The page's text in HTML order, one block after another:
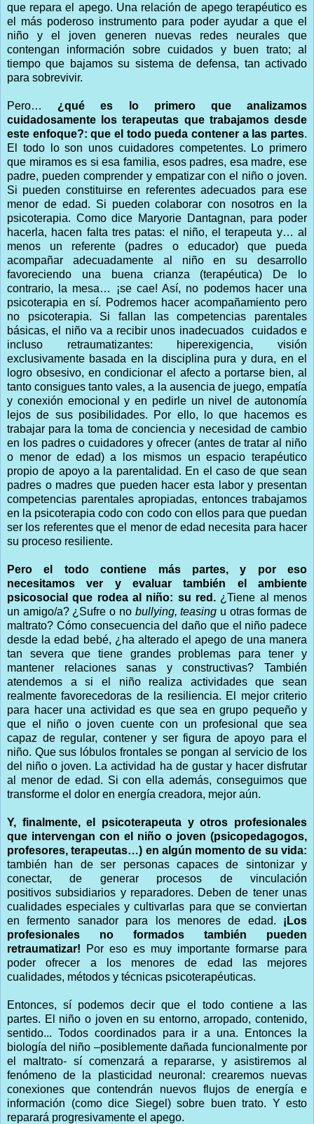
que repara el apego. Una relación de apego terapéutico es
el más poderoso instrumento para poder ayudar a que el
niño y el joven generen nuevas redes neurales que
contengan información sobre cuidados y buen trato; al
tiempo que bajamos su sistema de defensa, tan activado
para sobrevivir.
Pero… ¿qué es lo primero que analizamos
cuidadosamente los terapeutas que trabajamos desde
este enfoque?: que el todo pueda contener a las partes.
El todo lo son unos cuidadores competentes. Lo primero
que miramos es si esa familia, esos padres, esa madre, ese
padre, pueden comprender y empatizar con el niño o joven.
Si pueden constituirse en referentes adecuados para ese
menor de edad. Si pueden colaborar con nosotros en la
psicoterapia. Como dice Maryorie Dantagnan, para poder
hacerla, hacen falta tres patas: el niño, el terapeuta y… al
menos un referente (padres o educador) que pueda
acompañar adecuadamente al niño en su desarrollo
favoreciendo una buena crianza (terapéutica) De lo
contrario, la mesa… ¡se cae! Así, no podemos hacer una
psicoterapia en sí. Podremos hacer acompañamiento pero
no psicoterapia. Si fallan las competencias parentales
básicas, el niño va a recibir unos inadecuados cuidados e
incluso retraumatizantes: hiperexigencia, visión
exclusivamente basada en la disciplina pura y dura, en el
logro obsesivo, en condicionar el afecto a portarse bien, al
tanto consigues tanto vales, a la ausencia de juego, empatía
y conexión emocional y en pedirle un nivel de autonomía
lejos de sus posibilidades. Por ello, lo que hacemos es
trabajar para la toma de conciencia y necesidad de cambio
en los padres o cuidadores y ofrecer (antes de tratar al niño
o menor de edad) a los mismos un espacio terapéutico
propio de apoyo a la parentalidad. En el caso de que sean
padres o madres que pueden hacer esta labor y presentan
competencias parentales apropiadas, entonces trabajamos
en la psicoterapia codo con codo con ellos para que puedan
ser los referentes que el menor de edad necesita para hacer
su proceso resiliente.
Pero el todo contiene más partes, y por eso
necesitamos ver y evaluar también el ambiente
psicosocial que rodea al niño: su red. ¿Tiene al menos
un amigo/a? ¿Sufre o no bullying, teasing u otras formas de
maltrato? Cómo consecuencia del daño que el niño padece
desde la edad bebé, ¿ha alterado el apego de una manera
tan severa que tiene grandes problemas para tener y
mantener relaciones sanas y constructivas? También
atendemos a si el niño realiza actividades que sean
realmente favorecedoras de la resiliencia. El mejor criterio
para hacer una actividad es que sea en grupo pequeño y
que el niño o joven cuente con un profesional que sea
capaz de regular, contener y ser figura de apoyo para el
niño. Que sus lóbulos frontales se pongan al servicio de los
del niño o joven. La actividad ha de gustar y hacer disfrutar
al menor de edad. Si con ella además, conseguimos que
transforme el dolor en energía creadora, mejor aún.
Y, finalmente, el psicoterapeuta y otros profesionales
que intervengan con el niño o joven (psicopedagogos,
profesores, terapeutas…) en algún momento de su vida:
también han de ser personas capaces de sintonizar y
conectar, de generar procesos de vinculación
positivos subsidiarios y reparadores. Deben de tener unas
cualidades especiales y cultivarlas para que se conviertan
en fermento sanador para los menores de edad. ¡Los
profesionales no formados también pueden
retraumatizar! Por eso es muy importante formarse para
poder ofrecer a los menores de edad las mejores
cualidades, métodos y técnicas psicoterapéuticas.
Entonces, sí podemos decir que el todo contiene a las
partes. El niño o joven en su entorno, arropado, contenido,
sentido... Todos coordinados para ir a una. Entonces la
biología del niño –posiblemente dañada funcionalmente por
el maltrato- sí comenzará a repararse, y asistiremos al
fenómeno de la plasticidad neuronal: crearemos nuevas
conexiones que contendrán nuevos flujos de energía e
información (como dice Siegel) sobre buen trato. Y esto
reparará progresivamente el apego.